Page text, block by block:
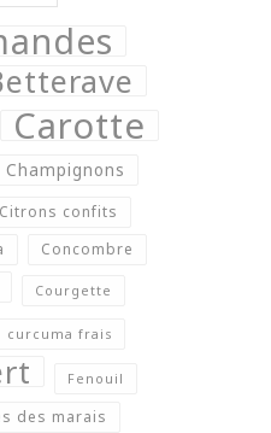
Carotte
Champignons
Citrons confits
Concombre
Courgette
curcuma frais
Fenouil
des marais